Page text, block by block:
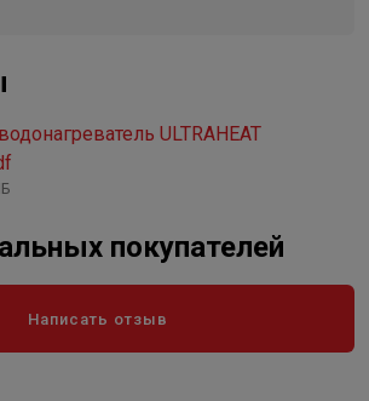
магниевый анод
Есть
ULTRAHEAT
покупателей
Написать отзыв